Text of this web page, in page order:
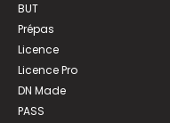
BUT
Prépas
Licence
Licence Pro
DN Made
PASS